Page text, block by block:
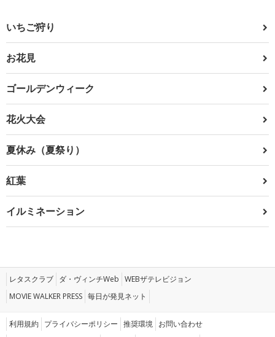
いちご狩り
お花見
ゴールデンウィーク
花火大会
夏休み（夏祭り）
紅葉
イルミネーション
レタスクラブ ダ・ヴィンチWeb WEBザテレビジョン
MOVIE WALKER PRESS 毎日が発見ネット
利用規約 プライバシーポリシー 推奨環境 お問い合わせ